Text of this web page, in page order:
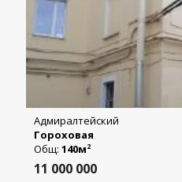
Адмиралтейский
Гороховая
Общ: 140м2
11 000 000